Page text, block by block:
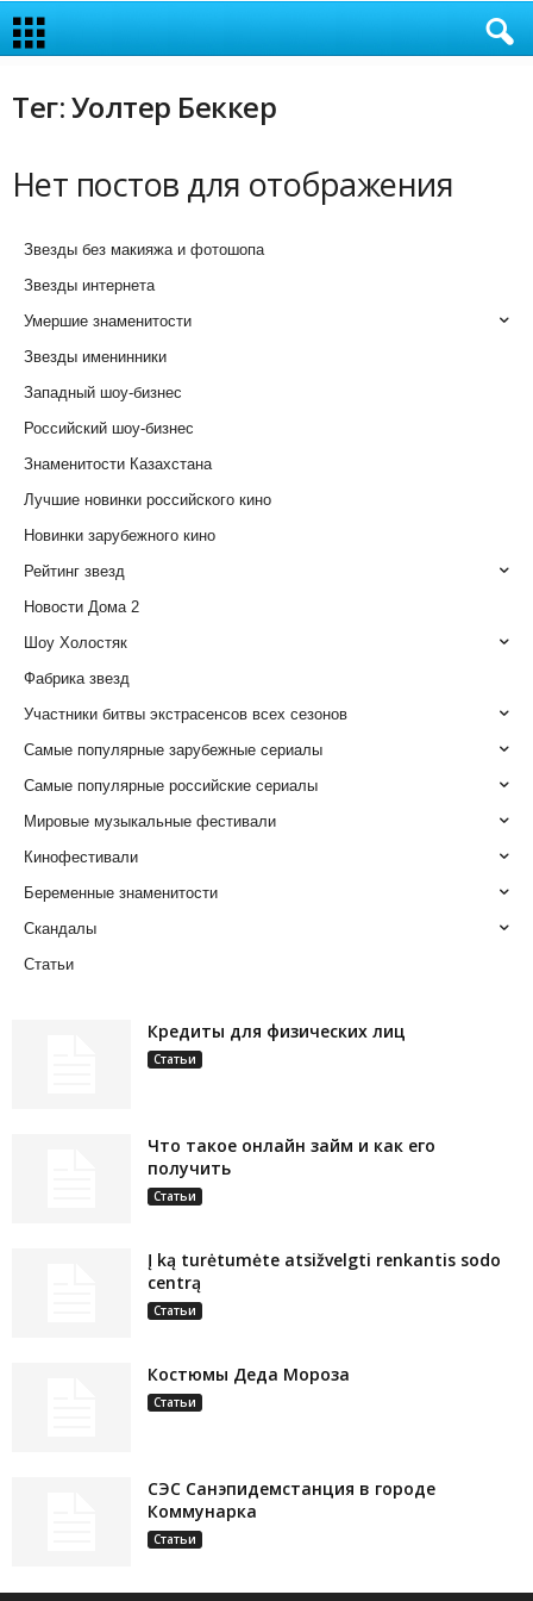
Тег: Уолтер Беккер
Нет постов для отображения
Звезды без макияжа и фотошопа
Звезды интернета
Умершие знаменитости
Звезды именинники
Западный шоу-бизнес
Российский шоу-бизнес
Знаменитости Казахстана
Лучшие новинки российского кино
Новинки зарубежного кино
Рейтинг звезд
Новости Дома 2
Шоу Холостяк
Фабрика звезд
Участники битвы экстрасенсов всех сезонов
Самые популярные зарубежные сериалы
Самые популярные российские сериалы
Мировые музыкальные фестивали
Кинофестивали
Беременные знаменитости
Скандалы
Статьи
Кредиты для физических лиц
Статьи
Что такое онлайн займ и как его
получить
Статьи
Į ką turėtumėte atsižvelgti renkantis sodo
centrą
Статьи
Костюмы Деда Мороза
Статьи
СЭС Санэпидемстанция в городе
Коммунарка
Статьи